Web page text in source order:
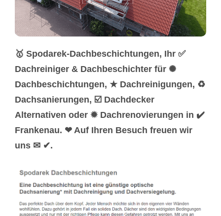
🥇 Spodarek-Dachbeschichtungen, Ihr ✅
Dachreiniger & Dachbeschichter für ✺
Dachbeschichtungen, ★ Dachreinigungen, ♻
Dachsanierungen, ☑️ Dachdecker
Alternativen oder ✹ Dachrenovierungen in ✔️
Frankenau. ❤ Auf Ihren Besuch freuen wir
uns ✉ ✔.